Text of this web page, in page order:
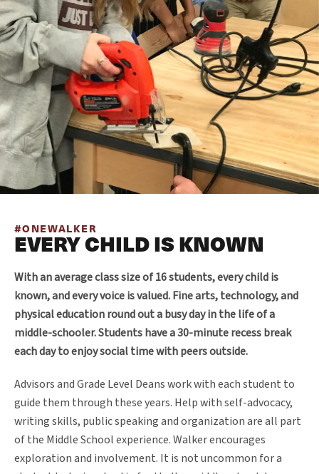
#ONEWALKER
EVERY CHILD IS KNOWN
With an average class size of 16 students, every child is
known, and every voice is valued. Fine arts, technology, and
physical education round out a busy day in the life of a
middle-schooler. Students have a 30-minute recess break
each day to enjoy social time with peers outside.
Advisors and Grade Level Deans work with each student to
guide them through these years. Help with self-advocacy,
writing skills, public speaking and organization are all part
of the Middle School experience. Walker encourages
exploration and involvement. It is not uncommon for a